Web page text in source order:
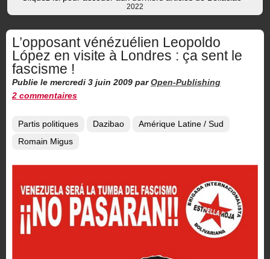
2022
L’opposant vénézuélien Leopoldo
López en visite à Londres : ça sent le
fascisme !
Publie le mercredi 3 juin 2009 par Open-Publishing
2 commentaires
Partis politiques Dazibao
Amérique Latine / Sud
Romain Migus